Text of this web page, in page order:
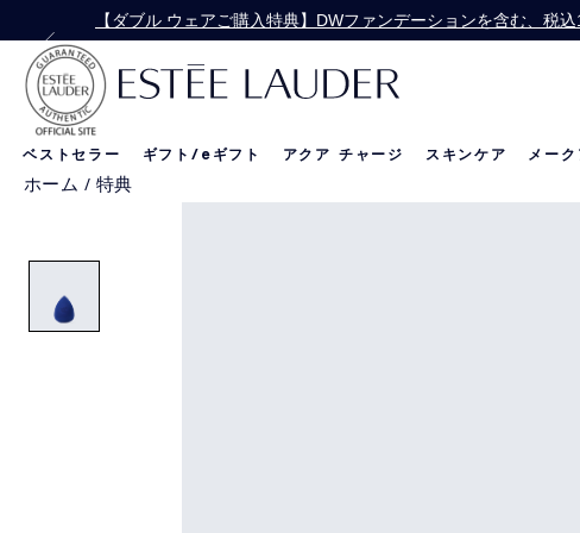
【Special Offer】スキンケア
【ダブル ウェアご購入特典】DWファンデーションを含む、税
ベストセラー ギフト/eギフト アクア チャージ スキンケア メー
ホーム / 特典